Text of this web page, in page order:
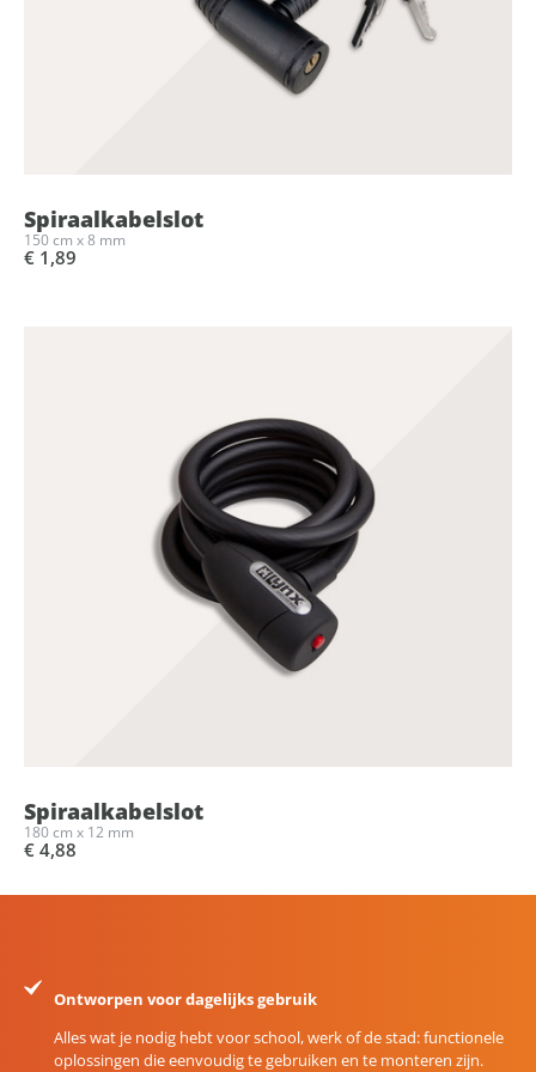
Spiraalkabelslot
150 cm x 8 mm
€ 1,89
Spiraalkabelslot
180 cm x 12 mm
€ 4,88
Ontworpen voor dagelijks gebruik
Alles wat je nodig hebt voor school, werk of de stad: functionele
oplossingen die eenvoudig te gebruiken en te monteren zijn.